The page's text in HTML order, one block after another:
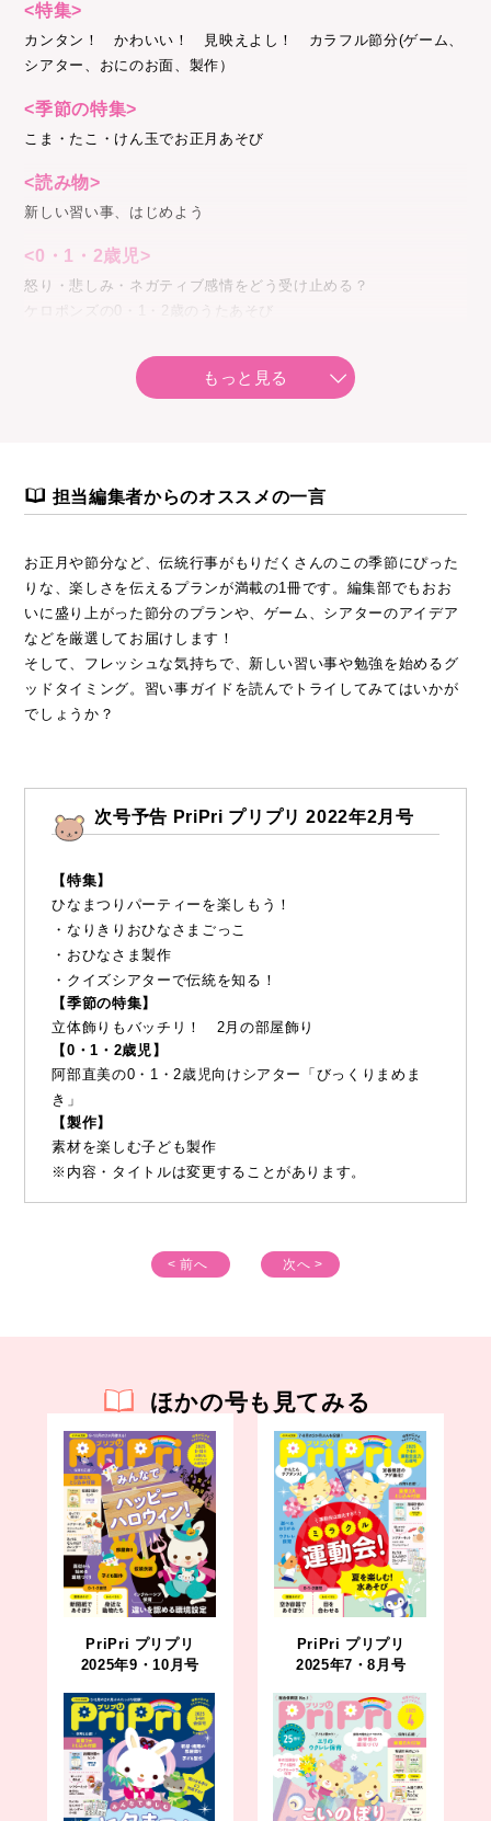
<特集>
カンタン！ かわいい！ 見映えよし！ カラフル節分(ゲーム、
シアター、おにのお面、製作）
<季節の特集>
こま・たこ・けん玉でお正月あそび
<読み物>
新しい習い事、はじめよう
<0・1・2歳児>
怒り・悲しみ・ネガティブ感情をどう受け止める？
ケロポンズの0・1・2歳のうたあそび
もっと見る
担当編集者からのオススメの一言
お正月や節分など、伝統行事がもりだくさんのこの季節にぴった
りな、楽しさを伝えるプランが満載の1冊です。編集部でもおお
いに盛り上がった節分のプランや、ゲーム、シアターのアイデア
などを厳選してお届けします！
そして、フレッシュな気持ちで、新しい習い事や勉強を始めるグ
ッドタイミング。習い事ガイドを読んでトライしてみてはいかが
でしょうか？
次号予告 PriPri プリプリ 2022年2月号
【特集】
ひなまつりパーティーを楽しもう！
・なりきりおひなさまごっこ
・おひなさま製作
・クイズシアターで伝統を知る！
【季節の特集】
立体飾りもバッチリ！ 2月の部屋飾り
【0・1・2歳児】
阿部直美の0・1・2歳児向けシアター「びっくりまめま
き」
【製作】
素材を楽しむ子ども製作
※内容・タイトルは変更することがあります。
< 前へ 次へ >
ほかの号も見てみる
PriPri プリプリ
2025年9・10月号
PriPri プリプリ
2025年7・8月号